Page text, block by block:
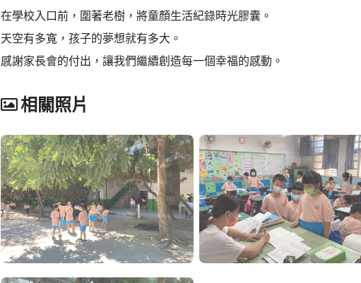
在學校入口前，圍著老樹，將童顏生活紀錄時光膠囊。
天空有多寬，孩子的夢想就有多大。
感謝家長會的付出，讓我們繼續創造每一個幸福的感動。
相關照片